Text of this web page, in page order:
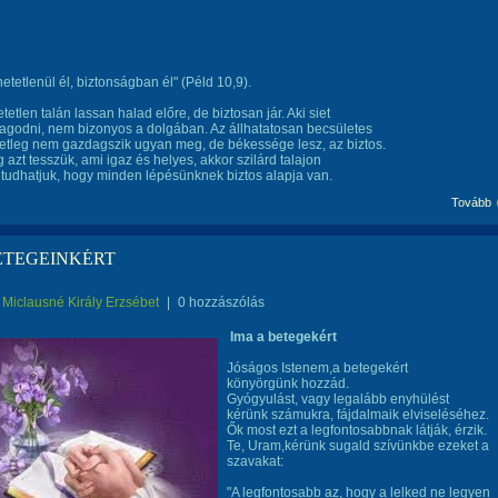
él, biztonságban él" (Péld 10,9).
talán lassan halad előre, de biztosan jár. Aki siet
nem bizonyos a dolgában. Az állhatatosan becsületes
nem gazdagszik ugyan meg, de békessége lesz, az biztos.
azt tesszük, ami igaz és helyes, akkor szilárd talajon
hogy minden lépésünknek biztos alapja van.
Tovább
Miclausné Király Erzsébet 0 hozzászólás
Ima a betegekért
Jóságos Istenem,a betegekért
könyörgünk hozzád.
Gyógyulást, vagy legalább enyhülést
kérünk számukra, fájdalmaik elviseléséhez.
Ők most ezt a legfontosabbnak látják, érzik.
Te, Uram,kérünk sugald szívünkbe ezeket a
szavakat:
"A legfontosabb az, hogy a lelked ne legyen